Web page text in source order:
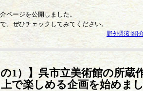
ページを公開しました。
、ぜひチェックしてみてください。
野外彫刻紹
1）】呉市立美術館の所蔵
で楽しめる企画を始めまし